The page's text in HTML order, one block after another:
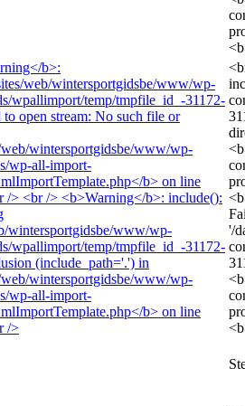
b>:
web/wintersportgidsbe/www/wp-
wpallimport/temp/tmpfile_id_-31172-
to open stream: No such file or
web/wintersportgidsbe/www/wp-
wp-all-import-
b> on line
/> <br /> <b>Warning</b>: include():
wintersportgidsbe/www/wp-
wpallimport/temp/tmpfile_id_-31172-
(include_path='.') in
web/wintersportgidsbe/www/wp-
wp-all-import-
b> on line
/>
'/